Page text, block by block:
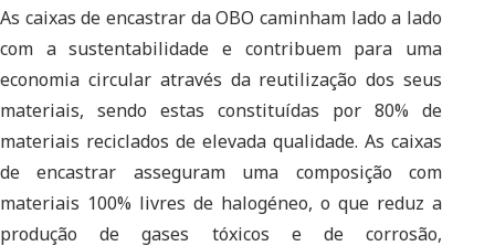
As caixas de encastrar da OBO caminham lado a lado
com a sustentabilidade e contribuem para uma
economia circular através da reutilização dos seus
materiais, sendo estas constituídas por 80% de
materiais reciclados de elevada qualidade. As caixas
de encastrar asseguram uma composição com
materiais 100% livres de halogéneo, o que reduz a
produção de gases tóxicos e de corrosão,